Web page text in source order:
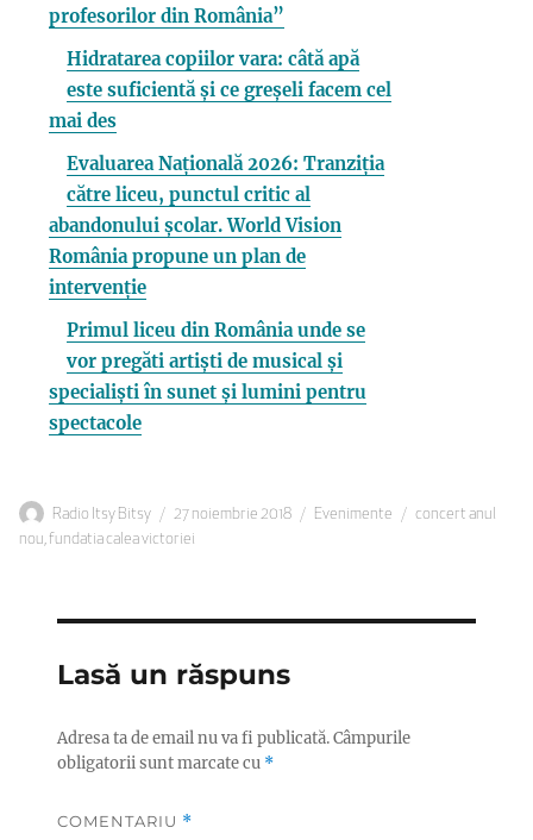
profesorilor din România”
Hidratarea copiilor vara: câtă apă
este suficientă și ce greșeli facem cel
mai des
Evaluarea Națională 2026: Tranziția
către liceu, punctul critic al
abandonului școlar. World Vision
România propune un plan de
intervenție
Primul liceu din România unde se
vor pregăti artiști de musical și
specialiști în sunet și lumini pentru
spectacole
Autor
Radio Itsy Bitsy
Publicat
pe
27 noiembrie 2018 Categorii
Evenimente Etichete
concert anul
nou,fundatia calea victoriei
Lasă un răspuns
Adresa ta de email nu va fi publicată.Câmpurile
obligatorii sunt marcate cu *
COMENTARIU *